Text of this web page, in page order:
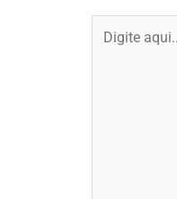
aqui...